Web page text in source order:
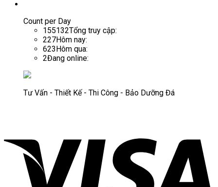
Count per Day
155132Tổng truy cập:
227Hôm nay:
623Hôm qua:
2Đang online:
Tư Vấn - Thiết Kế - Thi Công - Bảo Dưỡng Đá